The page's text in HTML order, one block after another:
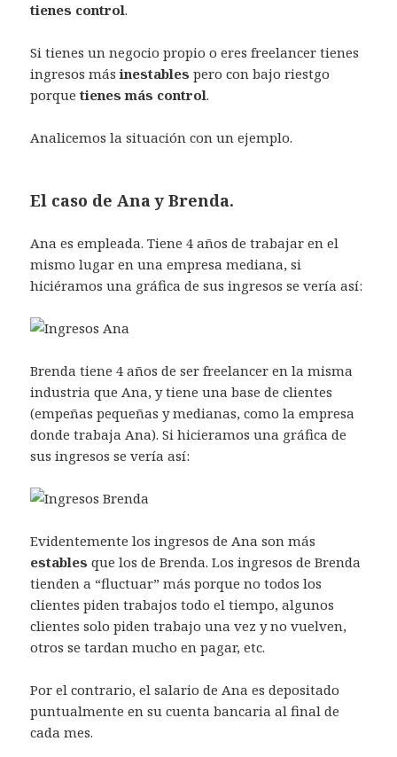
tienes control.
Si tienes un negocio propio o eres freelancer tienes
ingresos másinestables pero con bajo riestgo
porquetienes más control.
Analicemos la situación con un ejemplo.
El caso de Ana y Brenda.
Ana es empleada. Tiene 4 años de trabajar en el
mismo lugar en una empresa mediana, si
hiciéramos una gráfica de sus ingresos se vería así:
Brenda tiene 4 años de ser freelancer en la misma
industria que Ana, y tiene una base de clientes
(empeñas pequeñas y medianas, como la empresa
donde trabaja Ana). Si hicieramos una gráfica de
sus ingresos se vería así:
Evidentemente los ingresos de Ana son más
estables que los de Brenda. Los ingresos de Brenda
tienden a “fluctuar” más porque no todos los
clientes piden trabajos todo el tiempo, algunos
clientes solo piden trabajo una vez y no vuelven,
otros se tardan mucho en pagar, etc.
Por el contrario, el salario de Ana es depositado
puntualmente en su cuenta bancaria al final de
cada mes.